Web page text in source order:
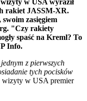
rakiet JASSM-XR.
zasięgiem
"Czy rakiety
spaść na Kreml? To
Info.
z pierwszych
tych pocisków
wizyty w USA premier